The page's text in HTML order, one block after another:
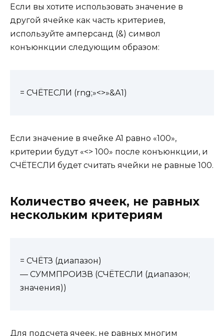
Если вы хотите использовать значение в
другой ячейке как часть критериев,
используйте амперсанд (&) символ
конъюнкции следующим образом:
= СЧЁТЕСЛИ (rng;»<>»&А1)
Если значение в ячейке A1 равно «100»,
критерии будут «<> 100» после конъюнкции, и
СЧЁТЕСЛИ будет считать ячейки не равные 100.
Количество ячеек, не равных
нескольким критериям
= СЧЁТЗ (диапазон)
— СУММПРОИЗВ (СЧЁТЕСЛИ (диапазон;
значения))
Для подсчета ячеек, не равных многим